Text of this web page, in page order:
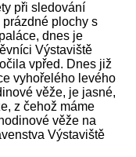
při sledování
plochy s
dnes je
Výstaviště
vpřed. Dnes již
vyhořelého levého
věže, je jasné,
z čehož máme
věže na
Výstaviště